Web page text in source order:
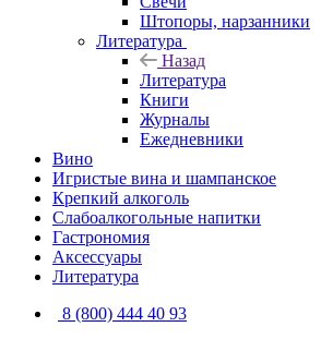
Штопоры, нарзанники
Литература
Назад
Литература
Книги
Журналы
Ежедневники
Вино
Игристые вина и шампанское
Крепкий алкоголь
Слабоалкогольные напитки
Гастрономия
Аксессуары
Литература
8 (800) 444 40 93